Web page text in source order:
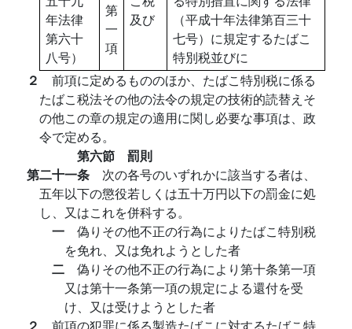
年法律
第六十
八号）
第
一
項
及び
（平成十年法律第百三十
七号）に規定するたばこ
特別税並びに
２ 前項に定めるもののほか、たばこ特別税に係る
たばこ税法その他の法令の規定の技術的読替えそ
の他この章の規定の適用に関し必要な事項は、政
令で定める。
第六節 罰則
第二十一条 次の各号のいずれかに該当する者は、
五年以下の懲役若しくは五十万円以下の罰金に処
し、又はこれを併科する。
一 偽りその他不正の行為によりたばこ特別税
を免れ、又は免れようとした者
二 偽りその他不正の行為により第十条第一項
又は第十一条第一項の規定による還付を受
け、又は受けようとした者